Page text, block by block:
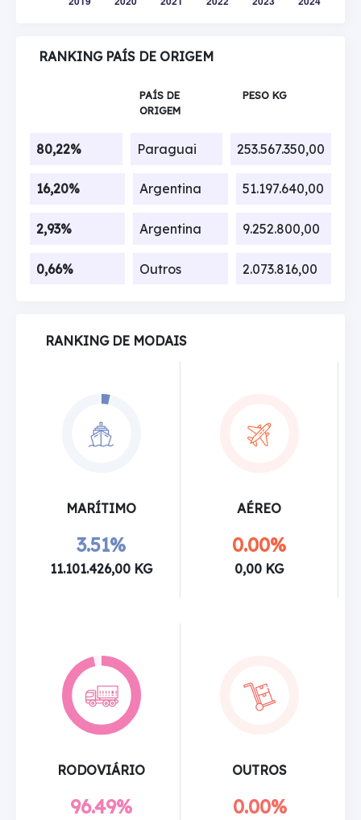
RANKING PAÍS DE ORIGEM
PAÍS DE
ORIGEM
PESO KG
80,22% Paraguai 253.567.350,00
16,20% Argentina 51.197.640,00
2,93% Argentina 9.252.800,00
0,66% Outros 2.073.816,00
RANKING DE MODAIS
MARÍTIMO
3.51%
11.101.426,00 KG
AÉREO
0.00%
0,00 KG
RODOVIÁRIO
96.49%
OUTROS
0.00%